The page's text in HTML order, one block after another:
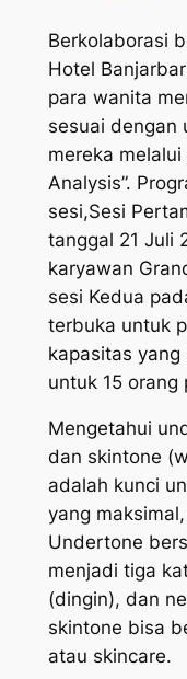
Berkolaborasi
Hotel
para wanita
sesuai dengan
mereka melalui
Analysis”.
sesi,Sesi
tanggal 21 Juli
karyawan
sesi Kedua
terbuka untuk
kapasitas
untuk 15 orang
Mengetahui
dan skintone
adalah kunci
yang
Undertone
menjadi tiga
(dingin), dan
skintone bisa
atau skincare.